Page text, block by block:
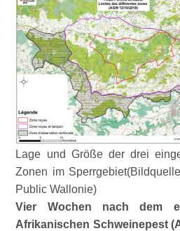
Lage und Größe der drei
Zonen im
Public Wallonie)
Vier Wochen nach dem
Afrikanischen Schweinepest